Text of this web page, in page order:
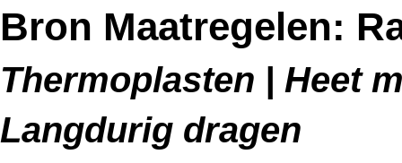
Bron Maatregelen:
Thermoplasten | Heet
Langdurig dragen